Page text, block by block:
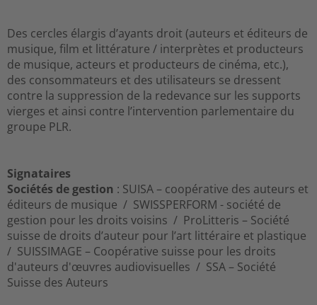
Des cercles élargis d’ayants droit (auteurs et éditeurs de
musique, film et littérature / interprètes et producteurs
de musique, acteurs et producteurs de cinéma, etc.),
des consommateurs et des utilisateurs se dressent
contre la suppression de la redevance sur les supports
vierges et ainsi contre l’intervention parlementaire du
groupe PLR.
Signataires
Sociétés de gestion : SUISA – coopérative des auteurs et
éditeurs de musique / SWISSPERFORM - société de
gestion pour les droits voisins / ProLitteris – Société
suisse de droits d’auteur pour l’art littéraire et plastique
/ SUISSIMAGE – Coopérative suisse pour les droits
d'auteurs d'œuvres audiovisuelles / SSA – Société
Suisse des Auteurs